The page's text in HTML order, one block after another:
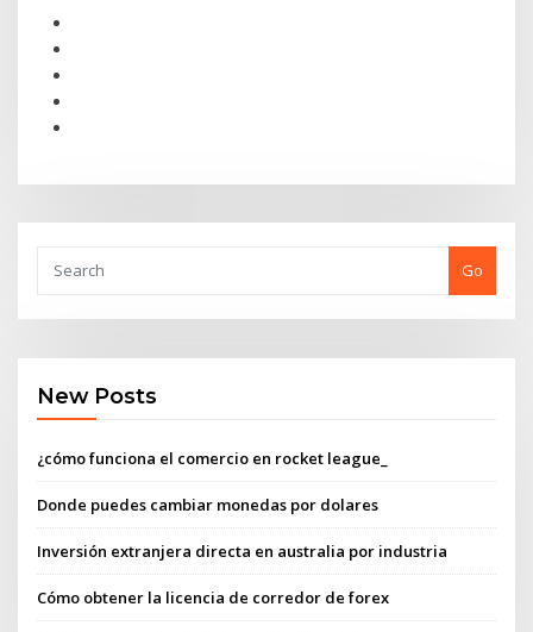
Go
New Posts
¿cómo funciona el comercio en rocket league_
Donde puedes cambiar monedas por dolares
Inversión extranjera directa en australia por industria
Cómo obtener la licencia de corredor de forex